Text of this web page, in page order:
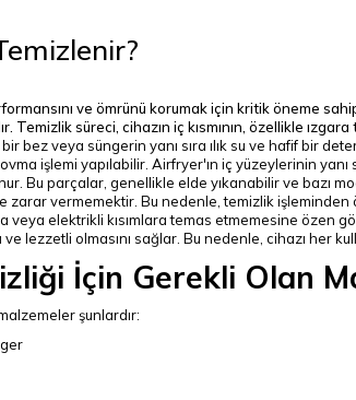
ve ömrünü korumak için kritik öneme
Temizlik süreci, cihazın iç kısmının, özellikle
bez veya süngerin yanı sıra ılık su ve hafif bir
ovma işlemi yapılabilir. Airfryer'ın iç yüzeylerinin
Bu parçalar, genellikle elde yıkanabilir ve bazı
vermemektir. Bu nedenle, temizlik işleminden
veya elektrikli kısımlara temas etmemesine özen
ve lezzetli olmasını sağlar. Bu nedenle, cihazı
İçin Gerekli Olan
şunlardır: